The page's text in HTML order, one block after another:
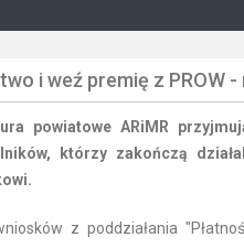
i weź premię z PROW
powiatowe ARiMR
którzy zakończą
z poddziałania